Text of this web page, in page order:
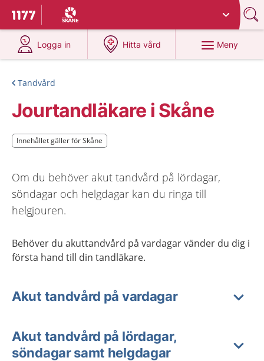
Till startsidan för 1177
Du har valt region
Logga in
på 1177.se
Hitta vård
på 1177.se
Meny
Tandvård
Jourtandläkare i Skåne
Innehållet gäller för Skåne
Innehållet gäller för Skåne
Om du behöver akut tandvård på lördagar,
söndagar och helgdagar kan du ringa till
helgjouren.
Behöver du akuttandvård på vardagar vänder du dig i
första hand till din tandläkare.
Akut tandvård på vardagar
Akut tandvård på lördagar,
söndagar samt helgdagar